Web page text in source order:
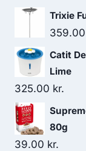
Trixie
359.00
Catit
Lime
325.00 kr.
80g
39.00 kr.